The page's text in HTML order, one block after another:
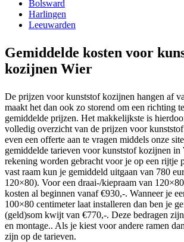
Bolsward
Harlingen
Leeuwarden
Gemiddelde kosten voor
kozijnen Wier
De prijzen voor kunststof kozijnen hangen af
maakt het dan ook zo storend om een richting
gemiddelde prijzen. Het makkelijkste is
volledig overzicht van de prijzen voor
even een offerte aan te vragen middels onze
gemiddelde tarieven voor kunststof kozijnen in
rekening worden gebracht voor je op een rijtje
vast raam kun je gemiddeld uitgaan van 780
120×80). Voor een draai-/kiepraam van
kosten al beginnen vanaf €930,-. Wanneer je
100×80 centimeter laat installeren dan ben je
(geld)som kwijt van €770,-. Deze bedragen
en montage.. Als je kiest voor andere ramen
zijn op de tarieven.